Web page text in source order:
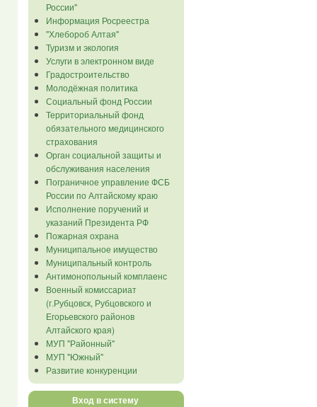
России"
Информация Росреестра
"Хлебороб Алтая"
Туризм и экология
Услуги в электронном виде
Градостроительство
Молодёжная политика
Социальный фонд России
Территориальный фонд
обязательного медицинского
страхования
Орган социальной защиты и
обслуживания населения
Пограничное управление ФСБ
России по Алтайскому краю
Исполнение поручений и
указаний Президента РФ
Пожарная охрана
Муниципальное имущество
Муниципальный контроль
Антимонопольный комплаенс
Военный комиссариат
(г.Рубцовск, Рубцовского и
Егорьевского районов
Алтайского края)
МУП "Районный"
МУП "Южный"
Развитие конкуренции
Вход в систему